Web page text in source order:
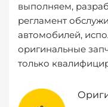
выполняем,
регламент
автомобилей,
оригинальные
только